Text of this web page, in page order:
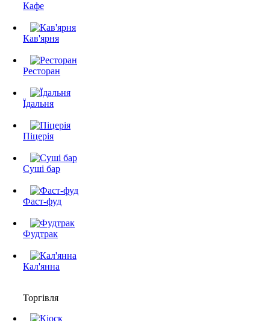
Кафе
Кав'ярня
Ресторан
Їдальня
Піцерія
Суші бар
Фаст-фуд
Фудтрак
Кал'янна
Торгівля